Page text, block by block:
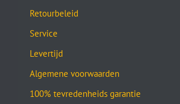
Retourbeleid
Service
Levertijd
Algemene voorwaarden
100% tevredenheids garantie